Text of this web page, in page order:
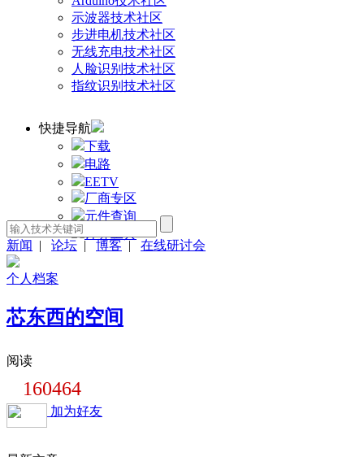
示波器技术社区
步进电机技术社区
无线充电技术社区
人脸识别技术社区
指纹识别技术社区
快捷导航
下载
电路
EETV
厂商专区
元件查询
计算工具
新闻
| 论坛 | 博客 | 在线研讨会
个人档案
芯东西的空间
阅读
160464
加为好友